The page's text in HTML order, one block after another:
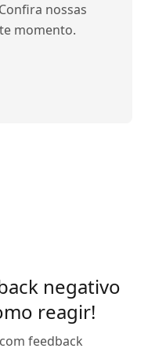
nossas
momento.
negativo
reagir!
feedback